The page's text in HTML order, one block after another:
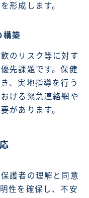
形成します。
構築
のリスク等に対す
先課題です。保健
、実地指導を行う
ける緊急連絡網や
があります。
護者の理解と同意
性を確保し、不安